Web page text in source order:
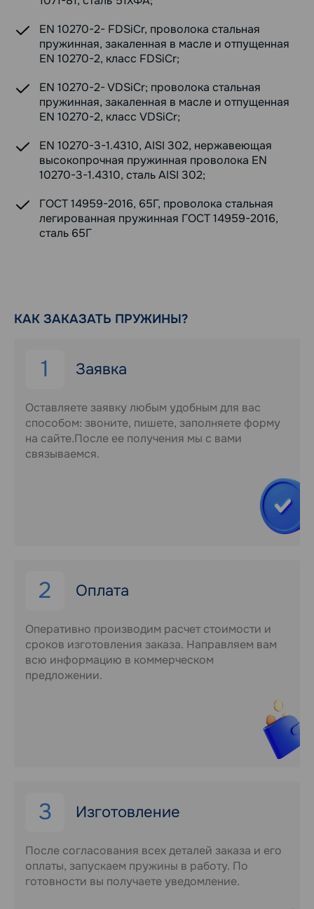
EN 10270-2- FDSiCr, проволока стальная
пружинная, закаленная в масле и отпущенная
EN 10270-2, класс FDSiCr;
EN 10270-2- VDSiCr; проволока стальная
пружинная, закаленная в масле и отпущенная
EN 10270-2, класс VDSiCr;
EN 10270-3-1.4310, AISI 302, нержавеющая
высокопрочная пружинная проволока EN
10270-3-1.4310, сталь AISI 302;
ГОСТ 14959-2016, 65Г, проволока стальная
легированная пружинная ГОСТ 14959-2016,
сталь 65Г
КАК ЗАКАЗАТЬ ПРУЖИНЫ?
1 Заявка
Оставляете заявку любым удобным для вас
способом: звоните, пишете, заполняете форму
на сайте.После ее получения мы с вами
связываемся.
2 Оплата
Оперативно производим расчет стоимости и
сроков изготовления заказа. Направляем вам
всю информацию в коммерческом
предложении.
3 Изготовление
После согласования всех деталей заказа и его
оплаты, запускаем пружины в работу. По
готовности вы получаете уведомление.